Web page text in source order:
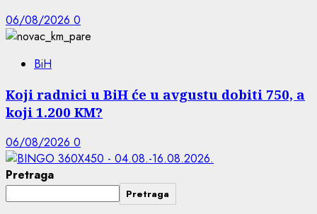
06/08/2026 0
BiH
Koji radnici u BiH će u avgustu dobiti 750, a
koji 1.200 KM?
06/08/2026 0
Pretraga
Pretraga